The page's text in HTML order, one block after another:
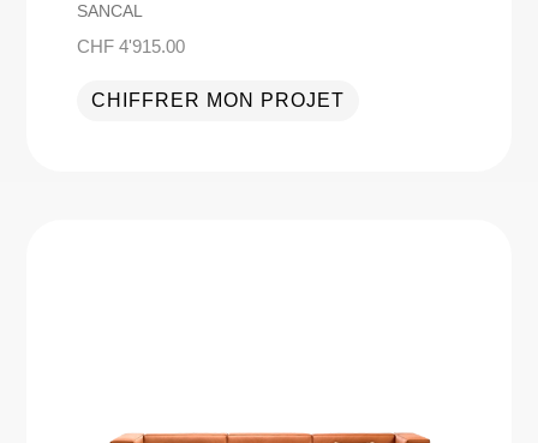
SANCAL
CHF4'915.00
CHIFFRER MON PROJET